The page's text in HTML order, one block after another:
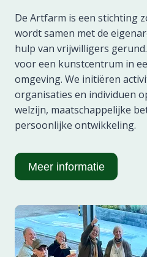
De Artfarm is een stichting
wordt samen met de
hulp van vrijwilligers
voor een kunstcentrum in
omgeving. We initiëren
organisaties en individuen
welzijn, maatschappelijke
persoonlijke ontwikkeling.
Meer informatie